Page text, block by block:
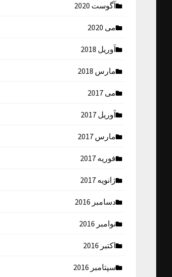
آگوست 2020
می 2020
آوریل 2018
مارس 2018
می 2017
آوریل 2017
مارس 2017
فوریه 2017
ژانویه 2017
دسامبر 2016
نوامبر 2016
اکتبر 2016
سپتامبر 2016